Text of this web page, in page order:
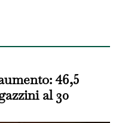
46,5
al 30